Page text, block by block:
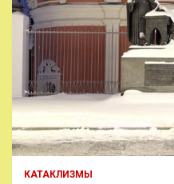
КАТАКЛИЗМЫ